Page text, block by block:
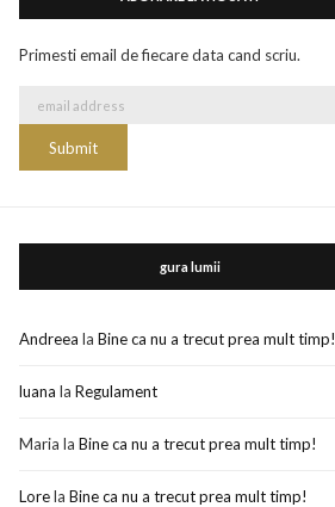
Primesti email de fiecare data cand scriu.
gura lumii
Andreea laBine ca nu a trecut prea mult timp!
luana laRegulament
Maria laBine ca nu a trecut prea mult timp!
LorelaBine ca nu a trecut prea mult timp!